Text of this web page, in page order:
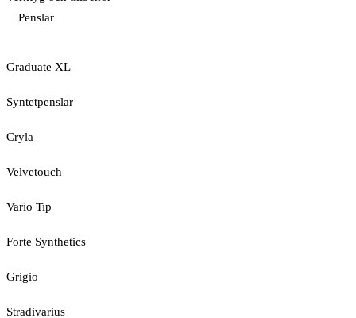
Penslar
Graduate XL
Syntetpenslar
Cryla
Velvetouch
Vario Tip
Forte Synthetics
Grigio
Stradivarius